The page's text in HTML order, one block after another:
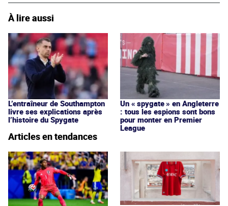
À lire aussi
L’entraîneur de Southampton
livre ses explications après
l’histoire du Spygate
Un « spygate » en Angleterre
: tous les espions sont bons
pour monter en Premier
League
Articles en tendances